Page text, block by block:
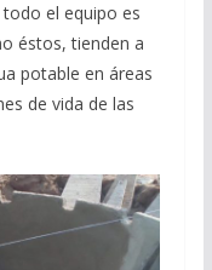
el equipo es
éstos, tienden a
potable en áreas
de vida de las